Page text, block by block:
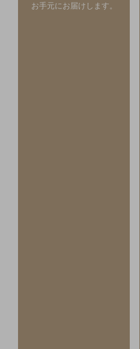
お手元にお届けします。